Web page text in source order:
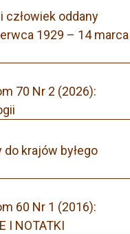
oddany
1929 – 14 marca
70 Nr 2 (2026):
krajów byłego
60 Nr 1 (2016):
I NOTATKI